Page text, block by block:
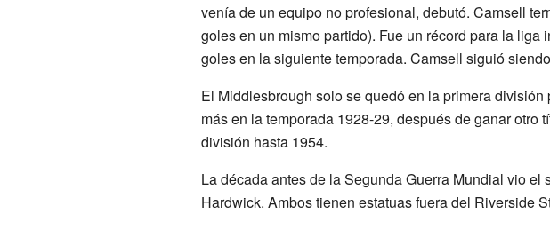
venía de un equipo no profesional, debutó. Camsell
goles en un mismo partido). Fue un récord para la liga
goles en la siguiente temporada. Camsell siguió
El Middlesbrough solo se quedó en la primera
más en la temporada 1928-29, después de ganar
división hasta 1954.
La década antes de la Segunda Guerra Mundial vio
Hardwick. Ambos tienen estatuas fuera del Riverside